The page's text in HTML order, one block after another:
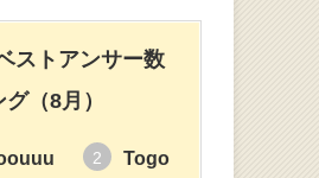
ストアンサー数
（8月）
2 Togo